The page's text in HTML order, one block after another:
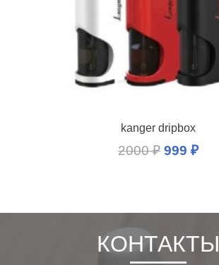
kanger dripbox
2000₽ 999 ₽
КОНТАКТЫ